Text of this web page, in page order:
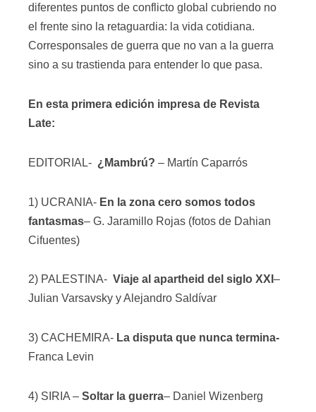
diferentes puntos de conflicto global cubriendo no
el frente sino la retaguardia: la vida cotidiana.
Corresponsales de guerra que no van a la guerra
sino a su trastienda para entender lo que pasa.
En esta primera edición impresa de Revista
Late:
EDITORIAL- ¿Mambrú? – Martín Caparrós
1) UCRANIA- En la zona cero somos todos
fantasmas– G. Jaramillo Rojas (fotos de Dahian
Cifuentes)
2) PALESTINA- Viaje al apartheid del siglo XXI –
Julian Varsavsky y Alejandro Saldívar
3) CACHEMIRA- La disputa que nunca termina-
Franca Levin
4) SIRIA – Soltar la guerra– Daniel Wizenberg